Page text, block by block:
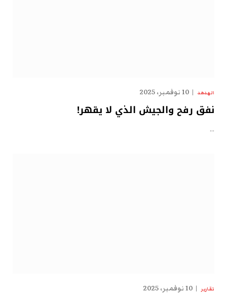
الهدهد 10 نوفمبر، 2025
نفق رفح والجيش الذي لا يقهر!
…
تقارير 10 نوفمبر، 2025